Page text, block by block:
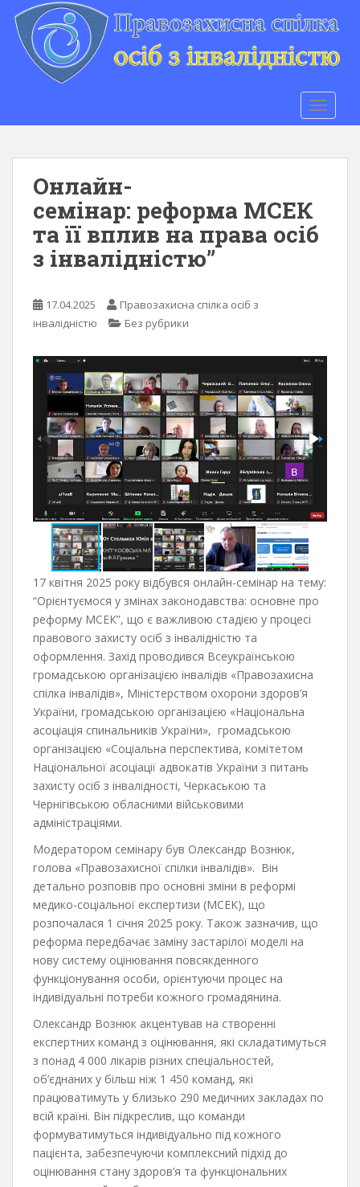
Онлайн-
семінар: реформа МСЕК
та її вплив на права осіб
з інвалідністю”
17.04.2025
Правозахисна спілка осіб з
інвалідністю
Без рубрики
17 квітня 2025 року відбувся онлайн-семінар на тему:
“Орієнтуємося у змінах законодавства: основне про
реформу МСЕК”, що є важливою стадією у процесі
правового захисту осіб з інвалідністю та
оформлення. Захід проводився Всеукраїнською
громадською організацією інвалідів «Правозахисна
спілка інвалідів», Міністерством охорони здоров’я
України, громадською організацією «Національна
асоціація спинальників України», громадською
організацією «Соціальна перспектива, комітетом
Національної асоціації адвокатів України з питань
захисту осіб з інвалідності, Черкаською та
Чернігівською обласними військовими
адміністраціями.
Модератором семінару був Олександр Вознюк,
голова «Правозахисної спілки інвалідів». Він
детально розповів про основні зміни в реформі
медико-соціальної експертизи (МСЕК), що
розпочалася 1 січня 2025 року. Також зазначив, що
реформа передбачає заміну застарілої моделі на
нову систему оцінювання повсякденного
функціонування особи, орієнтуючи процес на
індивідуальні потреби кожного громадянина.
Олександр Вознюк акцентував на створенні
експертних команд з оцінювання, які складатимуться
з понад 4 000 лікарів різних спеціальностей,
об’єднаних у більш ніж 1 450 команд, які
працюватимуть у близько 290 медичних закладах по
всій країні. Він підкреслив, що команди
формуватимуться індивідуально під кожного
пацієнта, забезпечуючи комплексний підхід до
оцінювання стану здоров’я та функціональних